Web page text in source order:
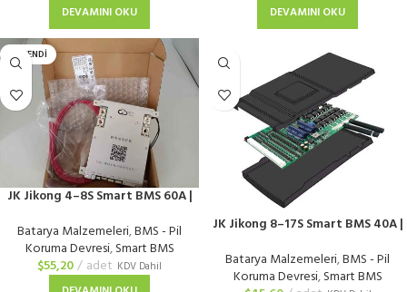
DEVAMINI OKU DEVAMINI OKU
TÜKENDI
JK Jikong 4–8S Smart BMS 60A |
Batarya Malzemeleri,BMS - Pil
Koruma Devresi,Smart BMS
$55,20 adet KDV Dahil
JK Jikong 8–17S Smart BMS 40A |
Batarya Malzemeleri,BMS - Pil
Koruma Devresi,Smart BMS